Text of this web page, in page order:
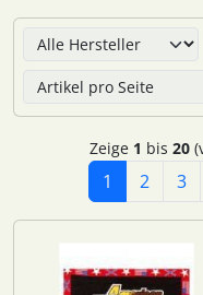
Zeige 1 bis 20
1 2 3